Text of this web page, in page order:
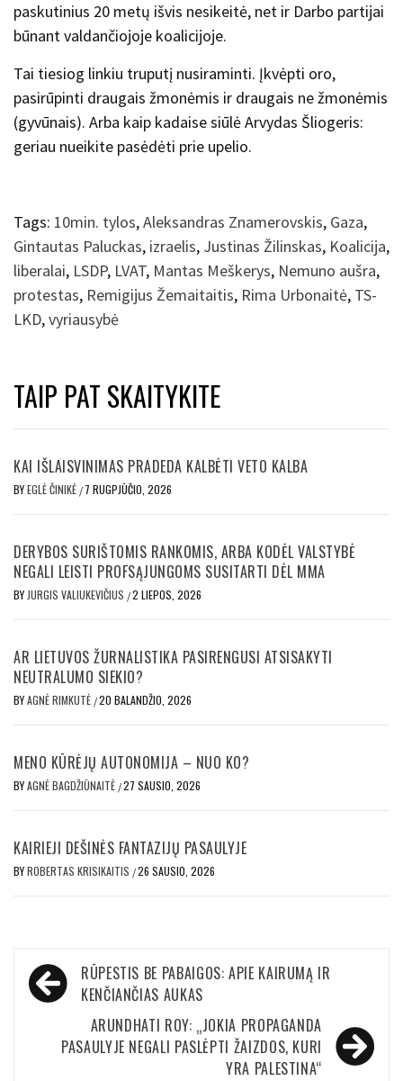
paskutinius 20 metų išvis nesikeitė, net ir Darbo partijai
būnant valdančiojoje koalicijoje.
Tai tiesiog linkiu truputį nusiraminti. Įkvėpti oro,
pasirūpinti draugais žmonėmis ir draugais ne žmonėmis
(gyvūnais). Arba kaip kadaise siūlė Arvydas Šliogeris:
geriau nueikite pasėdėti prie upelio.
Tags: 10min. tylos,Aleksandras Znamerovskis, Gaza,
Gintautas Paluckas, izraelis, Justinas Žilinskas, Koalicija,
liberalai, LSDP, LVAT, Mantas Meškerys, Nemuno aušra,
protestas, Remigijus Žemaitaitis, Rima Urbonaitė, TS-
LKD,vyriausybė
TAIP PAT SKAITYKITE
KAI IŠLAISVINIMAS PRADEDA KALBĖTI VETO KALBA
BYEGLĖ ČINIKĖ / 7 RUGPJŪČIO, 2026
DERYBOS SURIŠTOMIS RANKOMIS, ARBA KODĖL VALSTYBĖ
NEGALI LEISTI PROFSĄJUNGOMS SUSITARTI DĖL MMA
BY JURGIS VALIUKEVIČIUS /2 LIEPOS, 2026
AR LIETUVOS ŽURNALISTIKA PASIRENGUSI ATSISAKYTI
NEUTRALUMO SIEKIO?
BYAGNĖ RIMKUTĖ /20 BALANDŽIO, 2026
MENO KŪRĖJŲ AUTONOMIJA – NUO KO?
BYAGNĖ BAGDŽIŪNAITĖ /27 SAUSIO, 2026
KAIRIEJI DEŠINĖS FANTAZIJŲ PASAULYJE
BYROBERTAS KRISIKAITIS /26 SAUSIO, 2026
Navigacija
tarp
įrašų
RŪPESTIS BE PABAIGOS: APIE KAIRUMĄ IR
KENČIANČIAS AUKAS
ARUNDHATI ROY: „JOKIA PROPAGANDA
PASAULYJE NEGALI PASLĖPTI ŽAIZDOS, KURI
YRA PALESTINA“